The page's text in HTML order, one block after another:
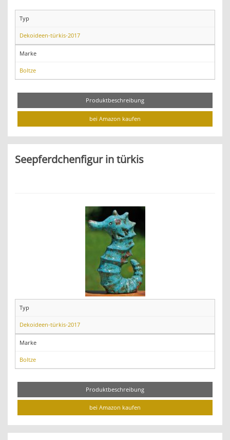
Typ
Dekoideen-türkis-2017
Marke
Boltze
Produktbeschreibung
bei Amazon kaufen
Seepferdchenfigur in türkis
Typ
Dekoideen-türkis-2017
Marke
Boltze
Produktbeschreibung
bei Amazon kaufen